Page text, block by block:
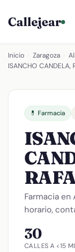
Callejear
Inicio Zaragoza
ISANCHO CANDELA,
💊 Farmacia
Farmacia
horario,
30
CALLES A <15